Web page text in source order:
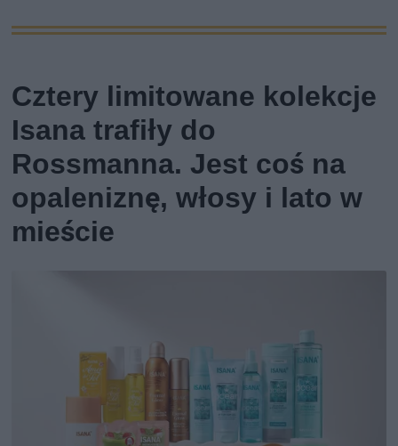
Cztery limitowane kolekcje
Isana trafiły do
Rossmanna. Jest coś na
opaleniznę, włosy i lato w
mieście